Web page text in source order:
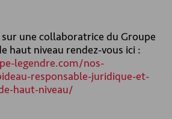
une collaboratrice du Groupe
haut niveau rendez-vous ici :
legendre.com/nos-
responsable-juridique-et-
haut-niveau/